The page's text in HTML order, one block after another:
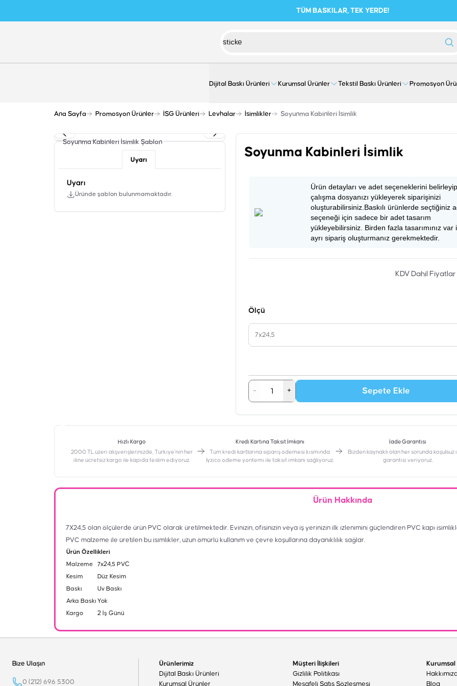
TÜM BASKILAR, TEK YERDE!
Dijital Baskı Ürünleri Kurumsal Ürünler Tekstil Baskı Ürünleri Promosyon
Ana Sayfa Promosyon Ürünler İSG Ürünleri Levhalar İsimlikler Soyunma Kabinleri İsimlik
Soyunma Kabinleri İsimlik Şablon
Uyarı
Uyarı
Üründe şablon bulunmamaktadır.
Soyunma Kabinleri İsimlik
Ürün detayları ve adet seçeneklerini belirleyip
çalışma dosyanızı yükleyerek siparişinizi
oluşturabilirsiniz.Baskılı ürünlerde seçtiğiniz
seçeneği için sadece bir adet tasarım
yükleyebilirsiniz. Birden fazla tasarımınız var
ayrı sipariş oluşturmanız gerekmektedir.
KDV Dahil Fiyatlar
Ölçü
7x24,5
- + Sepete Ekle
Hızlı Kargo
2000 TL üzeri alışverişlerinizde, Türkiye’nin her
iline ücretsiz kargo ile kapıda teslim ediyoruz.
Kredi Kartına Taksit İmkanı
‎Tüm kredi kartlarına sipariş ödemesi kısmında
İyzico ödeme yöntemi ile taksit imkanı sağlıyoruz.
İade Garantisi
Bizden kaynaklı olan her sorunda koşulsuz
garantisi veriyoruz.
Ürün Hakkında
7X24,5 olan ölçülerde ürün PVC olarak üretilmektedir. Evinizin, ofisinizin veya iş yerinizin ilk izlenimini güçlendiren PVC kapı
PVC malzeme ile üretilen bu isimlikler, uzun ömürlü kullanım ve çevre koşullarına dayanıklılık sağlar.
Ürün Özellikleri
Malzeme
7x24,5 PVC
Kesim
Düz Kesim
Baskı
Uv Baskı
Arka Baskı Yok
Kargo
2 İş Günü
Bize Ulaşın
0 (212) 696 5300
Ürünlerimiz
Dijital Baskı Ürünleri
Kurumsal Ürünler
Müşteri İlişkileri
Gizlilik Politikası
Mesafeli Satış Sözleşmesi
Kurumsal
Blog